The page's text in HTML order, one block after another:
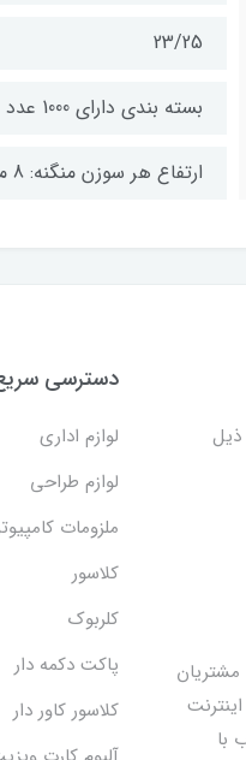
23/25
بسته بندی دارای 1000 عدد سوزن سایز مختلف
ارتفاع هر سوزن منگنه: 8 میلی‌متر ای 25 میلی متر
ذیل
مشتریان
با
دسترسی
لوازم اداری
لوازم طراحی
ملزومات
کلاسور
کلربوک
پاکت دکمه دار
کلاسور کاور دار